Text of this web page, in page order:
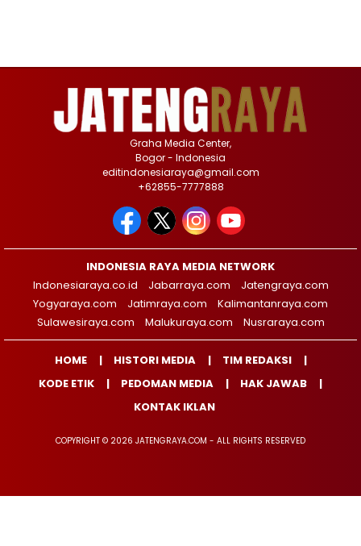
Graha Media Center,
Bogor - Indonesia
editindonesiaraya@gmail.com
+62855-7777888
INDONESIA RAYA MEDIA NETWORK
Indonesiaraya.co.id
Jabarraya.com
Jatengraya.com
Yogyaraya.com
Jatimraya.com
Kalimantanraya.com
Sulawesiraya.com
Malukuraya.com Nusraraya.com
HOME HISTORI MEDIA
TIM REDAKSI
KODE ETIK
PEDOMAN MEDIA
HAK JAWAB
KONTAK IKLAN
COPYRIGHT © 2026 JATENGRAYA.COM - ALL RIGHTS RESERVED